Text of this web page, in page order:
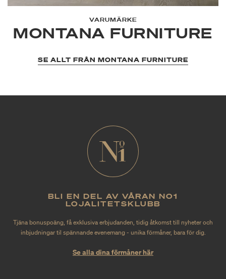
VARUMÄRKE
MONTANA FURNITURE
SE ALLT FRÅN MONTANA FURNITURE
BLI EN DEL AV VÅRAN NO1
LOJALITETSKLUBB
Tjäna bonuspoäng, få exklusiva erbjudanden, tidig åtkomst till nyheter och
inbjudningar til spännande evenemang - unika förmåner, bara för dig.
Se alla dina förmåner här